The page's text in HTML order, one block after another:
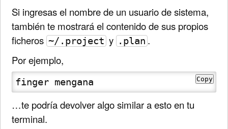
Si ingresas el nombre de un usuario de sistema,
también te mostrará el contenido de sus propios
ficheros~/.project y .plan .
Por ejemplo,
finger mengana Copy
…te podría devolver algo similar a esto en tu
terminal.